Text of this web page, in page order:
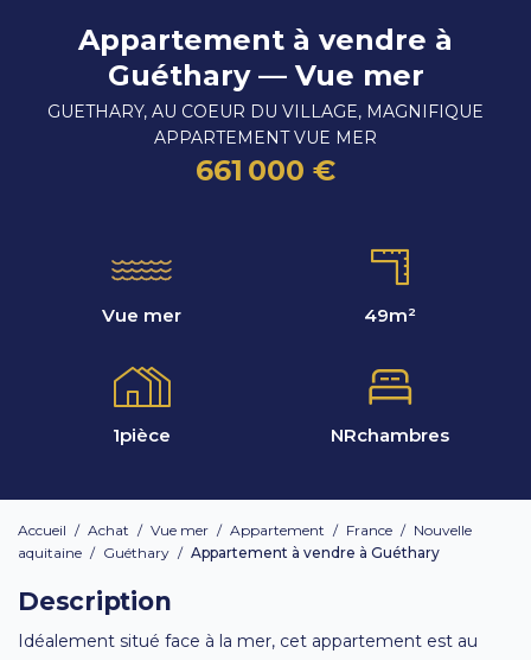
Appartement à vendre à
Guéthary — Vue mer
GUETHARY, AU COEUR DU VILLAGE, MAGNIFIQUE
APPARTEMENT VUE MER
661 000 €
Vue mer 49m²
1pièce NRchambres
Accueil / Achat / Vue mer / Appartement / France / Nouvelle
aquitaine / Guéthary / Appartement à vendre à Guéthary
Description
Idéalement situé face à la mer, cet appartement est au